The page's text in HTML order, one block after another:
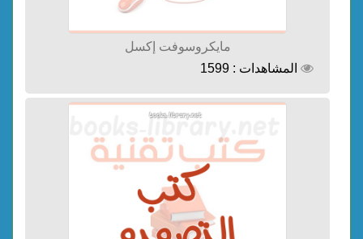
مايكروسوفت إكسل
المشاهدات : 1599